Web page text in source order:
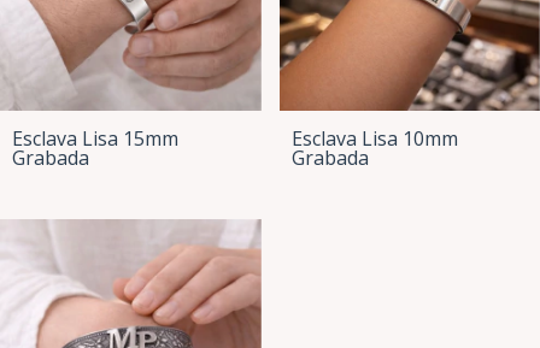
Esclava Lisa 15mm
Grabada
Esclava Lisa 10mm
Grabada